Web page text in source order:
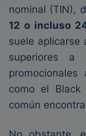
nominal (TIN),
12 o incluso
suele aplicarse
superiores a
como el Black
común